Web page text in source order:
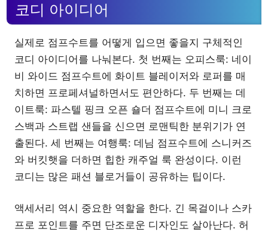
코디 아이디어
실제로 점프수트를 어떻게 입으면 좋을지 구체적인
코디 아이디어를 나눠본다. 첫 번째는 오피스룩: 네이
비 와이드 점프수트에 화이트 블레이저와 로퍼를 매
치하면 프로페셔널하면서도 편안하다. 두 번째는 데
이트룩: 파스텔 핑크 오픈 숄더 점프수트에 미니 크로
스백과 스트랩 샌들을 신으면 로맨틱한 분위기가 연
출된다. 세 번째는 여행룩: 데님 점프수트에 스니커즈
와 버킷햇을 더하면 힙한 캐주얼 룩 완성이다. 이런
코디는 많은 패션 블로거들이 공유하는 팁이다.
액세서리 역시 중요한 역할을 한다. 긴 목걸이나 스카
프로 포인트를 주면 단조로운 디자인도 살아난다. 허